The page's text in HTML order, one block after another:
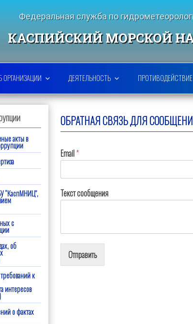
Федеральная служба по
КАСПИЙСКИЙ МОРСКОЙ
ОРГАНИЗАЦИИ ДЕЯТЕЛЬНОСТЬ
акты в
“КаспМНИЦ”,
с
об
к
интересов
о фактах
ОБРАТНАЯ СВЯЗЬ ДЛЯ
Email*
Текст сообщения
Отправить